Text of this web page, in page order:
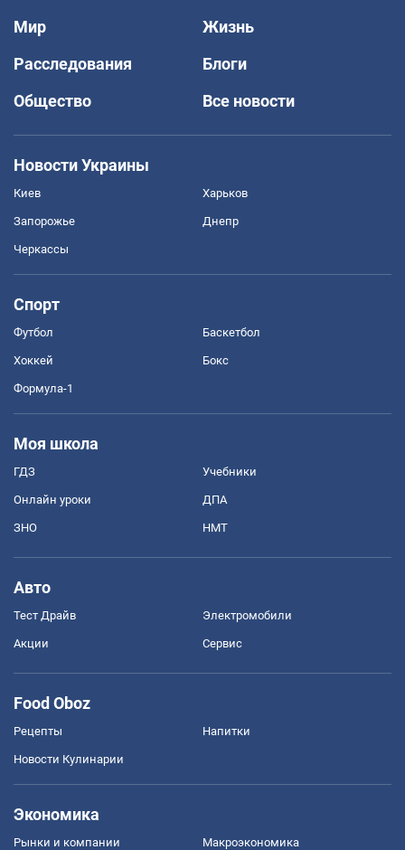
Мир
Жизнь
Расследования
Блоги
Общество
Все новости
Новости Украины
Киев Харьков
Запорожье Днепр
Черкассы
Спорт
Футбол Баскетбол
Хоккей Бокс
Формула-1
Моя школа
ГДЗ Учебники
Онлайн уроки ДПА
ЗНО НМТ
Авто
Тест Драйв Электромобили
Акции Сервис
Food Oboz
Рецепты Напитки
Новости Кулинарии
Экономика
Рынки и компании Mакроэкономика